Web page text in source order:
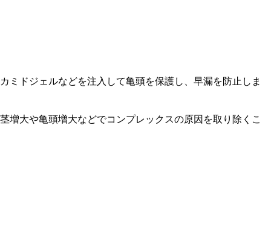
ドジェルなどを注入して亀頭を保護し、早漏を防止しま
大や亀頭増大などでコンプレックスの原因を取り除くこ